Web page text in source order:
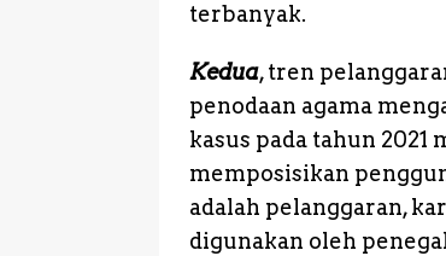
terbanyak.
Kedua, tren
penodaan agama
kasus pada tahun 2021
memposisikan
adalah pelanggaran,
digunakan oleh